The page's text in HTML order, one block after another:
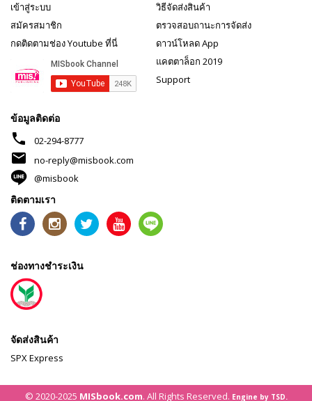
เข้าสู่ระบบ
สมัครสมาชิก
กดติดตามช่อง Youtube ที่นี่
วิธีจัดส่งสินค้า
ตรวจสอบถานะการจัดส่ง
ดาวน์โหลด App
แคตตาล็อก 2019
Support
ข้อมูลติดต่อ
phone 02-294-8777
mail
no-reply@misbook.com
@misbook
ติดตามเรา
ช่องทางชำระเงิน
จัดส่งสินค้า
SPX Express
© 2020-2025 MISbook.com. All Rights Reserved. Engine by TSD.